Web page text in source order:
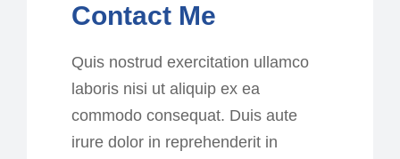
Contact Me
Quis nostrud exercitation ullamco
laboris nisi ut aliquip ex ea
commodo consequat. Duis aute
irure dolor in reprehenderit in